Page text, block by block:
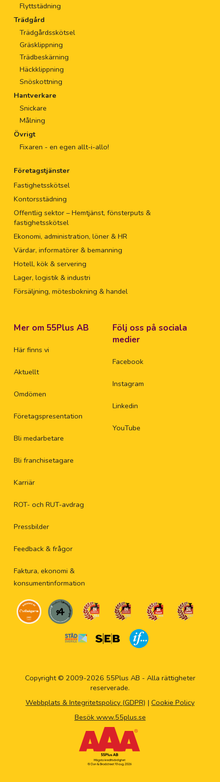
Flyttstädning
Trädgård
Trädgårdsskötsel
Gräsklippning
Trädbeskärning
Häckklippning
Snöskottning
Hantverkare
Snickare
Målning
Övrigt
Fixaren - en egen allt-i-allo!
Företagstjänster
Fastighetsskötsel
Kontorsstädning
Offentlig sektor – Hemtjänst, fönsterputs &
fastighetsskötsel
Ekonomi, administration, löner & HR
Värdar, informatörer & bemanning
Hotell, kök & servering
Lager, logistik & industri
Försäljning, mötesbokning & handel
Mer om 55Plus AB
Här finns vi
Aktuellt
Omdömen
Företagspresentation
Bli medarbetare
Bli franchisetagare
Karriär
ROT- och RUT-avdrag
Pressbilder
Feedback & frågor
Faktura, ekonomi &
konsumentinformation
Följ oss på sociala
medier
Facebook
Instagram
Linkedin
YouTube
Copyright © 2009-2026 55Plus AB - Alla rättigheter
reserverade.
Webbplats & Integritetspolicy (GDPR) | Cookie Policy
Besök www.55plus.se